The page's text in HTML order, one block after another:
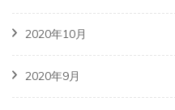
2020年10月
2020年9月